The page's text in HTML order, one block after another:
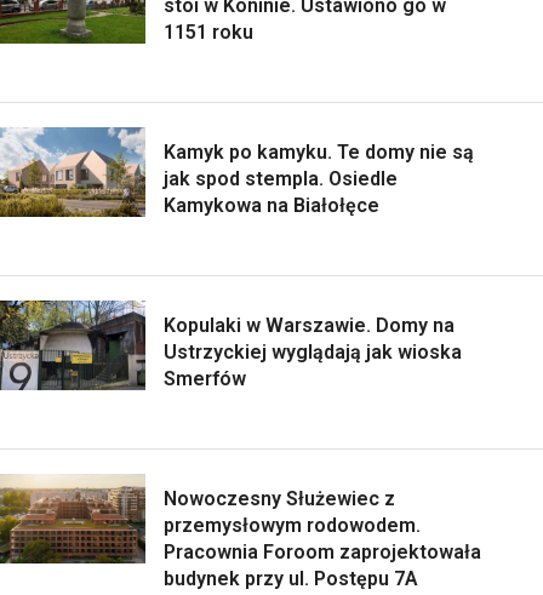
stoi w Koninie. Ustawiono go w
1151 roku
Kamyk po kamyku. Te domy nie są
jak spod stempla. Osiedle
Kamykowa na Białołęce
Kopulaki w Warszawie. Domy na
Ustrzyckiej wyglądają jak wioska
Smerfów
Nowoczesny Służewiec z
przemysłowym rodowodem.
Pracownia Foroom zaprojektowała
budynek przy ul. Postępu 7A